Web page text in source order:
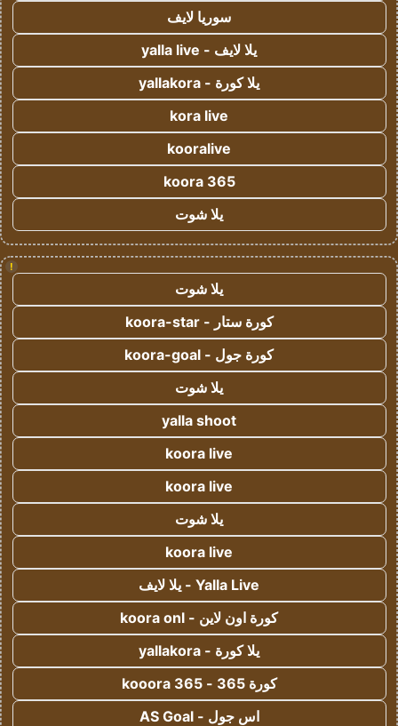
سوريا لايف
يلا لايف - yalla live
يلا كورة - yallakora
kora live
kooralive
koora 365
يلا شوت
!
يلا شوت
كورة ستار - koora-star
كورة جول - koora-goal
يلا شوت
yalla shoot
koora live
koora live
يلا شوت
koora live
Yalla Live - يلا لايف
كورة اون لاين - koora onl
يلا كورة - yallakora
كورة 365 - kooora 365
اس جول - AS Goal